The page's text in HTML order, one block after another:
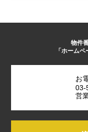
物件
「ホーム
お
03-
営